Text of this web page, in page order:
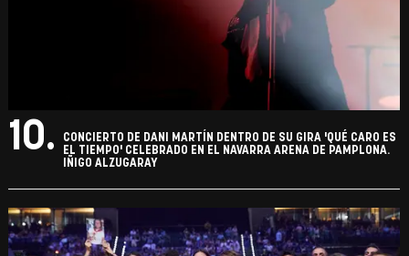
10.
CONCIERTO DE DANI MARTÍN DENTRO DE SU GIRA 'QUÉ CARO ES
EL TIEMPO' CELEBRADO EN EL NAVARRA ARENA DE PAMPLONA.
IÑIGO ALZUGARAY